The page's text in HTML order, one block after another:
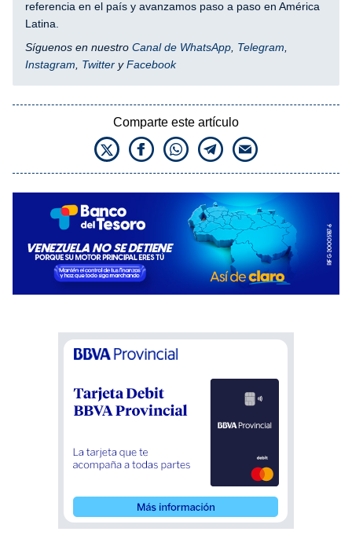
referencia en el país y avanzamos paso a paso en América
Latina.
Síguenos en nuestro Canal de WhatsApp Telegram
Instagram
Twitter yFacebook
Comparte este artículo